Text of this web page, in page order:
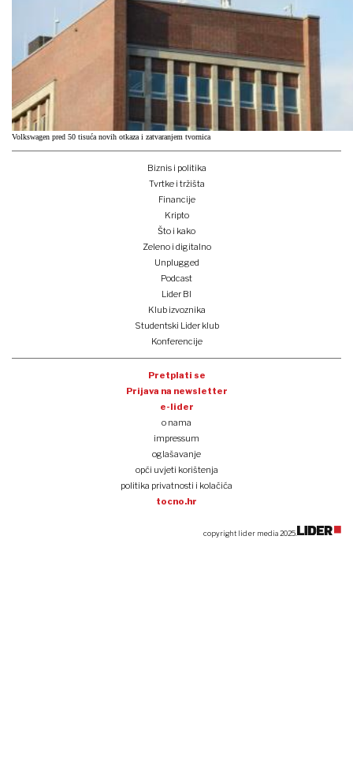
Volkswagen pred 50 tisuća novih otkaza i zatvaranjem tvornica
Biznis i politika
Tvrtke i tržišta
Financije
Kripto
Što i kako
Zeleno i digitalno
Unplugged
Podcast
Lider BI
Klub izvoznika
Studentski Lider klub
Konferencije
Pretplati se
Prijava na newsletter
e-lider
o nama
impressum
oglašavanje
opći uvjeti korištenja
politika privatnosti i kolačića
tocno.hr
copyright lider media 2025.